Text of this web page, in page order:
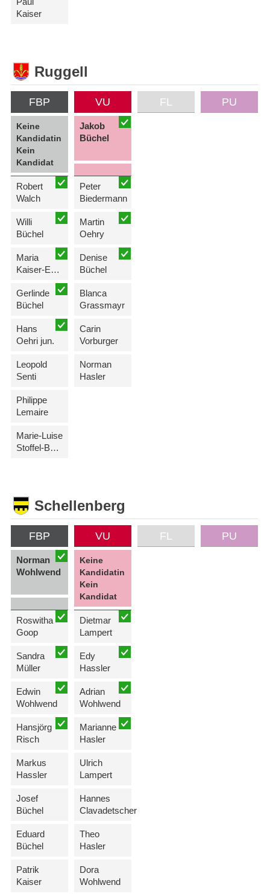
Kaiser
Ruggell
FBP
Keine
Kandidatin
Kein
Kandidat
Robert
Walch
Willi
Büchel
Maria
Kaiser-Eberle
Gerlinde
Büchel
Hans
Oehri jun.
Leopold
Senti
Philippe
Lemaire
Marie-Luise
Stoffel-Büchel
VU
Jakob
Büchel
Peter
Biedermann
Martin
Oehry
Denise
Büchel
Blanca
Grassmayr
Carin
Vorburger
Norman
Hasler
FL PU
Schellenberg
FBP
Norman
Wohlwend
Roswitha
Goop
Sandra
Müller
Edwin
Wohlwend
Hansjörg
Risch
Markus
Hassler
Josef
Büchel
Eduard
Büchel
Patrik
Kaiser
VU
Keine
Kandidatin
Kein
Kandidat
Dietmar
Lampert
Edy
Hassler
Adrian
Wohlwend
Marianne
Hasler
Ulrich
Lampert
Hannes
Clavadetscher
Theo
Hasler
Dora
Wohlwend
FL PU